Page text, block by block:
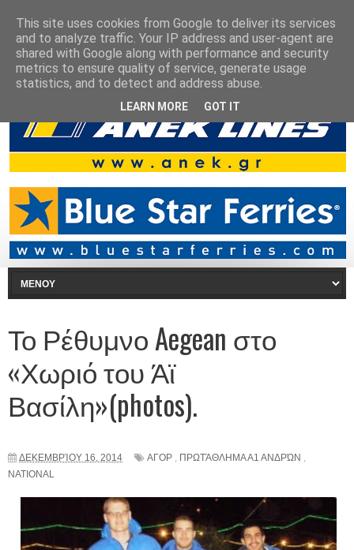
Το Ρέθυμνο Aegean στο
«Χωριό του Άϊ
Βασίλη»(photos).
ΔΕΚΕΜΒΡΊΟΥ 16, 2014 ΑΓΟΡ , ΠΡΩΤΆΘΛΗΜΑ Α1 ΑΝΔΡΏΝ ,
NATIONAL
This site uses cookies from Google to deliver its services
and to analyze traffic. Your IP address and user-agent are
shared with Google along with performance and security
metrics to ensure quality of service, generate usage
statistics, and to detect and address abuse.
LEARN MORE GOT IT